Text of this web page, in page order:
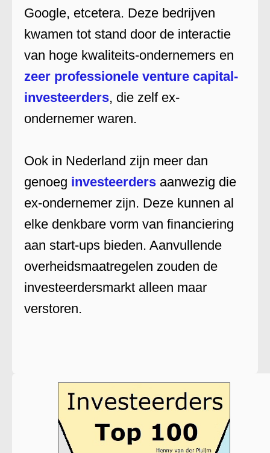
Google, etcetera. Deze bedrijven
kwamen tot stand door de interactie
van hoge kwaliteits-ondernemers en
zeer professionele venture capital-
investeerders, die zelf ex-
ondernemer waren.
Ook in Nederland zijn meer dan
genoeg investeerders aanwezig die
ex-ondernemer zijn. Deze kunnen al
elke denkbare vorm van financiering
aan start-ups bieden. Aanvullende
overheidsmaatregelen zouden de
investeerdersmarkt alleen maar
verstoren.